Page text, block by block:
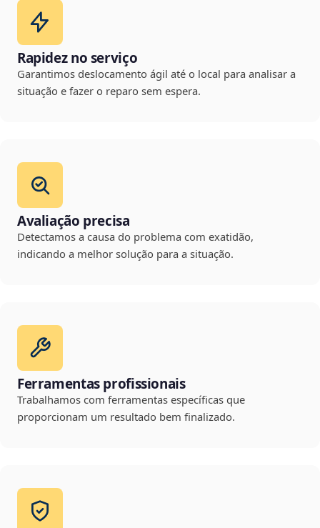
Rapidez no serviço
Garantimos deslocamento ágil até o local para analisar a
situação e fazer o reparo sem espera.
Avaliação precisa
Detectamos a causa do problema com exatidão,
indicando a melhor solução para a situação.
Ferramentas profissionais
Trabalhamos com ferramentas específicas que
proporcionam um resultado bem finalizado.